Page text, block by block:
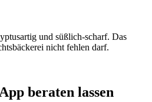
und süßlich-scharf. Das
nicht fehlen darf.
beraten lassen